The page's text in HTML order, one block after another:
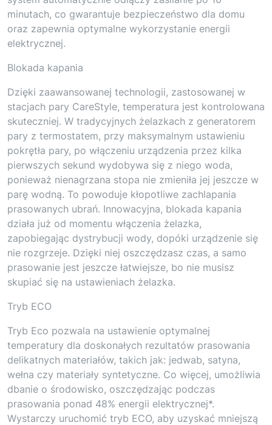
minutach, co gwarantuje bezpieczeństwo dla domu
oraz zapewnia optymalne wykorzystanie energii
elektrycznej.
Blokada kapania
Dzięki zaawansowanej technologii, zastosowanej w
stacjach pary CareStyle, temperatura jest kontrolowana
skuteczniej. W tradycyjnych żelazkach z generatorem
pary z termostatem, przy maksymalnym ustawieniu
pokrętła pary, po włączeniu urządzenia przez kilka
pierwszych sekund wydobywa się z niego woda,
ponieważ nienagrzana stopa nie zmieniła jej jeszcze w
parę wodną. To powoduje kłopotliwe zachlapania
prasowanych ubrań. Innowacyjna, blokada kapania
działa już od momentu włączenia żelazka,
zapobiegając dystrybucji wody, dopóki urządzenie się
nie rozgrzeje. Dzięki niej oszczędzasz czas, a samo
prasowanie jest jeszcze łatwiejsze, bo nie musisz
skupiać się na ustawieniach żelazka.
Tryb ECO
Tryb Eco pozwala na ustawienie optymalnej
temperatury dla doskonałych rezultatów prasowania
delikatnych materiałów, takich jak: jedwab, satyna,
wełna czy materiały syntetyczne. Co więcej, umożliwia
dbanie o środowisko, oszczędzając podczas
prasowania ponad 48% energii elektrycznej*.
Wystarczy uruchomić tryb ECO, aby uzyskać mniejszą